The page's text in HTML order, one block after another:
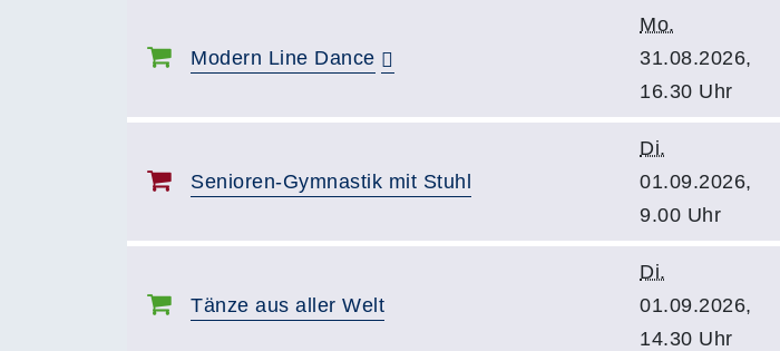
Modern Line Dance
Mo.
31.08.2026,
16.30 Uhr
Senioren-Gymnastik mit Stuhl
Di.
01.09.2026,
9.00 Uhr
Tänze aus aller Welt
Di.
01.09.2026,
14.30 Uhr